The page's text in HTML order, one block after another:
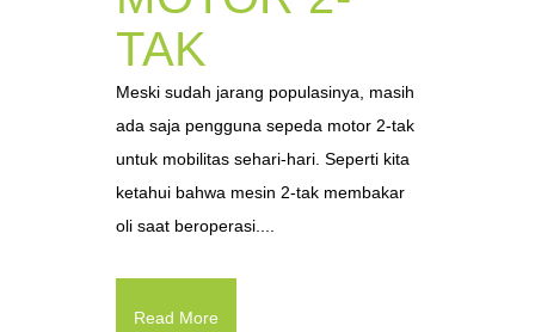
TAK
Meski sudah jarang populasinya, masih
ada saja pengguna sepeda motor 2-tak
untuk mobilitas sehari-hari. Seperti kita
ketahui bahwa mesin 2-tak membakar
oli saat beroperasi....
Read More